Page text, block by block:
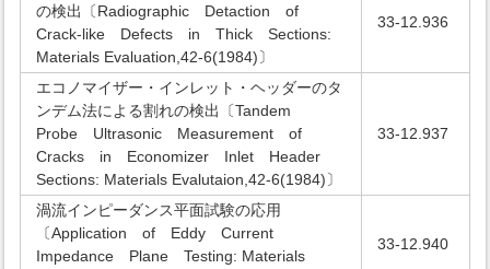
の検出〔Radiographic Detaction of
Crack-like Defects in Thick Sections:
Materials Evaluation,42-6(1984)〕
33-12.936
エコノマイザー・インレット・ヘッダーのタ
ンデム法による割れの検出〔Tandem
Probe Ultrasonic Measurement of
Cracks in Economizer Inlet Header
Sections: Materials Evalutaion,42-6(1984)〕
33-12.937
渦流インピーダンス平面試験の応用
〔Application of Eddy Current
Impedance Plane Testing: Materials
33-12.940